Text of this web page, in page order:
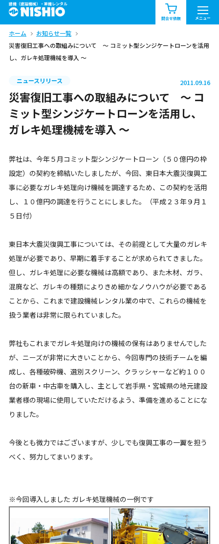
建機（建設機械）・重機レンタル
問合せ依頼 メニュー
商品一覧 お知らせ一覧
問合せ依頼リスト
エリア情報を見る
北海道 関東
中部 関西 中国・四国
九州・沖縄（外部）
ホーム
お知らせ一覧
災害復旧工事への取組みについて ～ コミット型シンジケートローンを活用
し、ガレキ処理機械を導入 ～
ニュースリリース 2011.09.16
災害復旧工事への取組みについて ～ コ
ミット型シンジケートローンを活用し、
ガレキ処理機械を導入 ～
弊社は、今年５月コミット型シンジケートローン（５０億円の枠
設定）の契約を締結いたしましたが、今回、東日本大震災復興工
事に必要なガレキ処理向け機械を調達するため、この契約を活用
し、１０億円の調達を行うことにしました。（平成２３年９月１
５日付）
東日本大震災復興工事については、その前提として大量のガレキ
処理が必要であり、早期に着手することが求められてきました。
但し、ガレキ処理に必要な機械は高額であり、また木材、ガラ、
混廃など、ガレキの種類によりきめ細かなノウハウが必要である
ことから、これまで建設機械レンタル業の中で、これらの機械を
扱う業者は非常に限られていました。
弊社もこれまでガレキ処理向けの機械の保有はありませんでした
が、ニーズが非常に大きいことから、今回専門の技術チームを編
成し、各種破砕機、選別スクリーン、クラッシャーなど約１００
台の新車・中古車を購入し、主として岩手県・宮城県の地元建設
業者様の現場に使用していただけるよう、準備を進めることにな
りました。
今後とも微力ではございますが、少しでも復興工事の一翼を担う
べく、努力してまいります。
※今回導入しました ガレキ処理機械の一例です